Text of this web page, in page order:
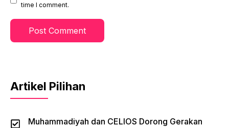
time I comment.
Artikel Pilihan
Muhammadiyah dan CELIOS Dorong Gerakan